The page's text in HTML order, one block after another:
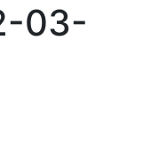
03-